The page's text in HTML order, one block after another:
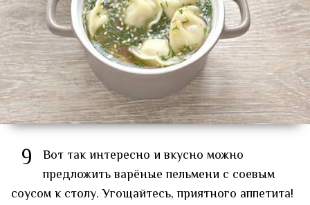
9
Вот так интересно и вкусно можно
предложить варёные пельмени с соевым
соусом к столу. Угощайтесь, приятного аппетита!